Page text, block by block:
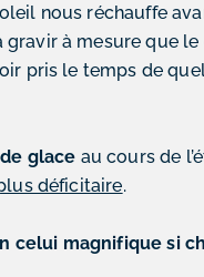
nous réchauffe
à mesure que
pris le temps de
glace au cours de
déficitaire.
celui magnifique si